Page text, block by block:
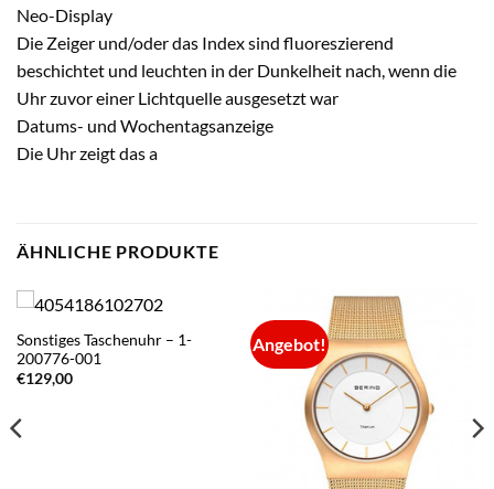
Neo-Display
Die Zeiger und/oder das Index sind fluoreszierend
beschichtet und leuchten in der Dunkelheit nach, wenn die
Uhr zuvor einer Lichtquelle ausgesetzt war
Datums- und Wochentagsanzeige
Die Uhr zeigt das a
ÄHNLICHE PRODUKTE
Sonstiges Taschenuhr – 1-
200776-001
€129,00
Angebot!